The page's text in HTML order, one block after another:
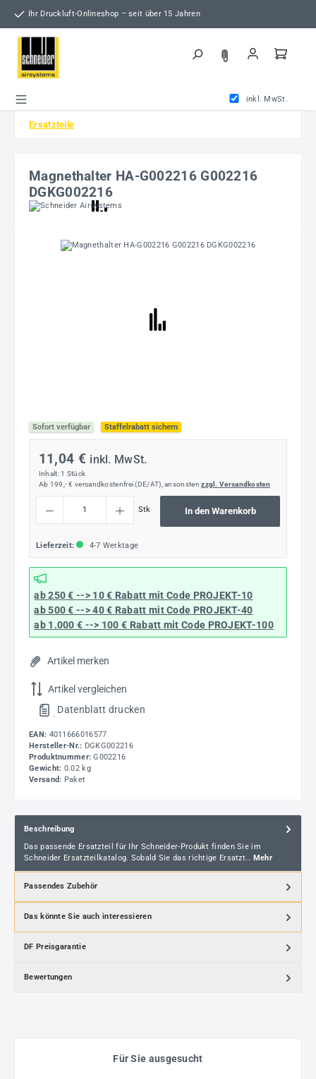
Zum Hauptinhalt springen
Ihr Druckluft-Onlineshop – seit über 15 Jahren
inkl. MwSt.
Ersatzteile
Magnethalter HA-G002216 G002216
DGKG002216
Bildergalerie überspringen
Sofort verfügbar Staffelrabatt sichern
11,04 € inkl. MwSt.
Inhalt: 1 Stück
Ab 199,- € versandkostenfrei (DE/AT), ansonstenzzgl. Versandkosten
Stk In den Warenkorb
Lieferzeit: 4-7 Werktage
ab 250 € --> 10 € Rabatt mit Code PROJEKT-10
ab 500 € --> 40 € Rabatt mit Code PROJEKT-40
ab 1.000 € --> 100 € Rabatt mit Code PROJEKT-100
Artikel merken
Artikel vergleichen
. Datenblatt drucken
EAN: 4011666016577
Hersteller-Nr.: DGKG002216
Produktnummer: G002216
Gewicht: 0.02 kg
Versand: Paket
Beschreibung
Das passende Ersatzteil für Ihr Schneider-Produkt finden Sie im
Schneider Ersatzteilkatalog. Sobald Sie das richtige Ersatzt… Mehr
Passendes Zubehör
Das könnte Sie auch interessieren
DF Preisgarantie
Bewertungen
Für Sie ausgesucht